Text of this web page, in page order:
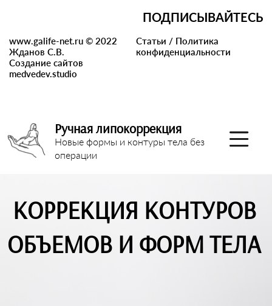
ПОДПИСЫВАЙТЕСЬ
www.galife-net.ru © 2022
Жданов С.В.
Создание сайтов
medvedev.studio
Статьи / Политика
конфиденциальности
Ручная липокоррекция
Новые формы и контуры тела без
операции
КОРРЕКЦИЯ КОНТУРОВ
ОБЪЕМОВ И ФОРМ ТЕЛА